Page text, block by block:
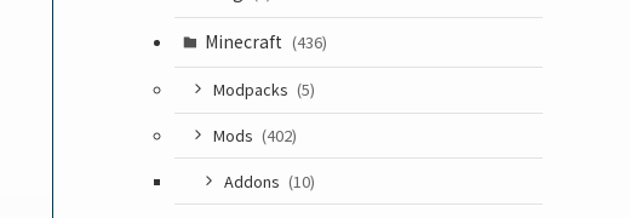
Minecraft (436)
Modpacks (5)
Mods (402)
Addons (10)